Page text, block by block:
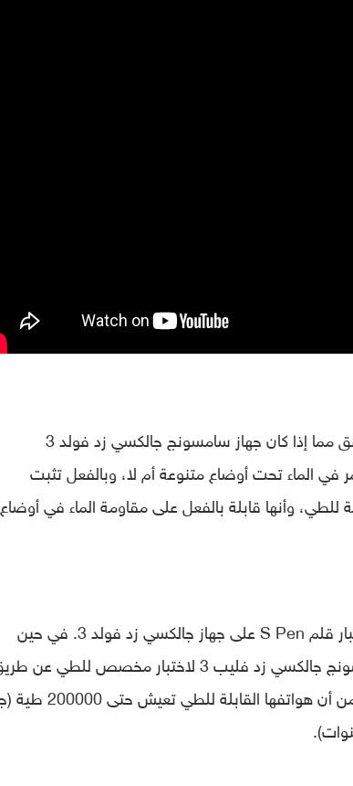
بينما يُظهر اختبار آخر الهواتف وهي تُلقى في الماء للتحقق مما إذا كان جهاز سامسونج جالكسي زد فولد 3
تثبت
للطي، وأنها قابلة بالفعل على مقاومة الماء في أوضاع
أما في الاختبار الثالث، تستخدم سامسونج ذراعًا آليًا لاختبار قلم S Pen على جهاز جالكسي زد فولد 3. في حين
الاختبار الرابع، يخضع كل من جالكسي زد فولد 3 وسامسونج جالكسي زد فليب 3 لاختبار مخصص للطي
قفل وفتح قفل الهاتفين مرارًا وتكرارًا بحيث يتم للتأكد من أن